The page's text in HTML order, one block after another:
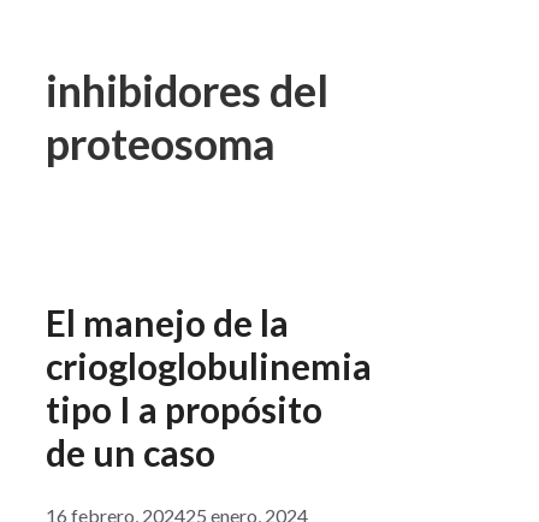
inhibidores del
proteosoma
El manejo de la
criogloglobulinemia
tipo I a propósito
de un caso
16 febrero, 202425 enero, 2024